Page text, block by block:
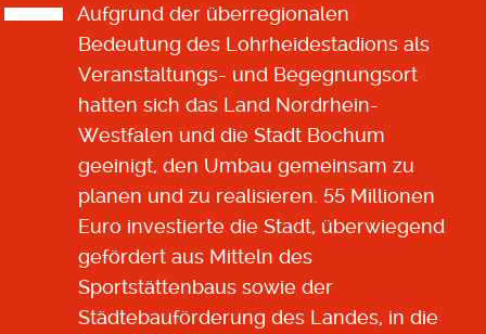
Aufgrund der überregionalen
Bedeutung des Lohrheidestadions als
Veranstaltungs- und Begegnungsort
hatten sich das Land Nordrhein-
Westfalen und die Stadt Bochum
geeinigt, den Umbau gemeinsam zu
planen und zu realisieren. 55 Millionen
Euro investierte die Stadt, überwiegend
gefördert aus Mitteln des
Sportstättenbaus sowie der
Städtebauförderung des Landes, in die